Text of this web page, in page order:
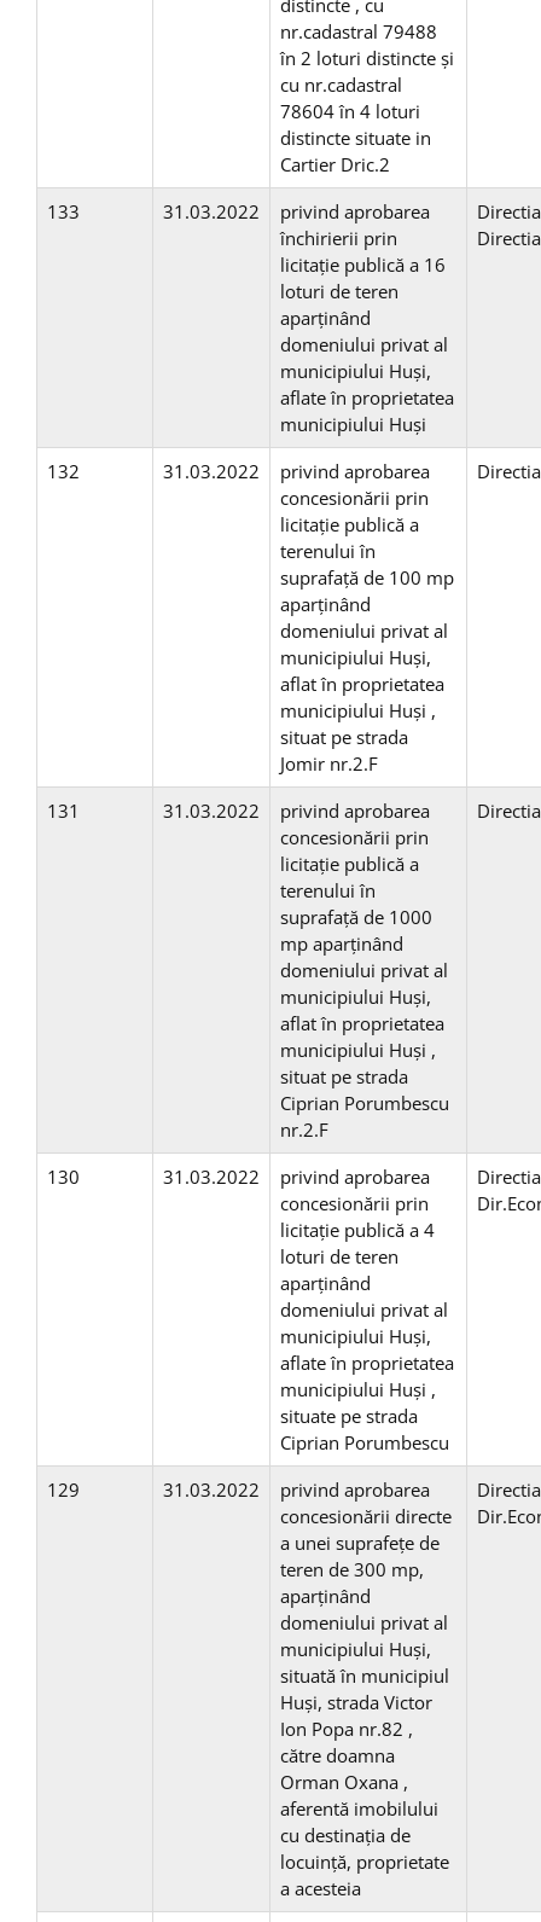
distincte , cu
nr.cadastral 79488
în 2 loturi distincte și
cu nr.cadastral
78604 în 4 loturi
distincte situate in
Cartier Dric.2
133
31.03.2022
privind aprobarea
închirierii prin
licitaţie publică a 16
loturi de teren
aparţinând
domeniului privat al
municipiului Huşi,
aflate în proprietatea
municipiului Huşi
132 31.03.2022
privind aprobarea
concesionării prin
licitaţie publică a
terenului în
suprafață de 100 mp
aparţinând
domeniului privat al
municipiului Huşi,
aflat în proprietatea
municipiului Huşi ,
situat pe strada
Jomir nr.2.F
131 31.03.2022
privind aprobarea
concesionării prin
licitaţie publică a
terenului în
suprafață de 1000
mp aparţinând
domeniului privat al
municipiului Huşi,
aflat în proprietatea
municipiului Huşi ,
situat pe strada
Ciprian Porumbescu
nr.2.F
130 31.03.2022
privind aprobarea
concesionării prin
licitaţie publică a 4
loturi de teren
aparţinând
domeniului privat al
municipiului Huşi,
aflate în proprietatea
municipiului Huşi ,
situate pe strada
Ciprian Porumbescu
129 31.03.2022
privind aprobarea
concesionării directe
a unei suprafeţe de
teren de 300 mp,
aparţinând
domeniului privat al
municipiului Huşi,
situată în municipiul
Huşi, strada Victor
Ion Popa nr.82 ,
către doamna
Orman Oxana ,
aferentă imobilului
cu destinaţia de
locuinţă, proprietate
a acesteia